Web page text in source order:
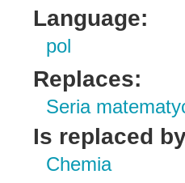
Language:
pol
Replaces:
Seria
Is replaced
Chemia